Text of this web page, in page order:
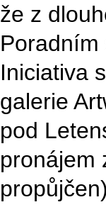
že z
Poradním
Iniciativa
galerie
pod
pronájem